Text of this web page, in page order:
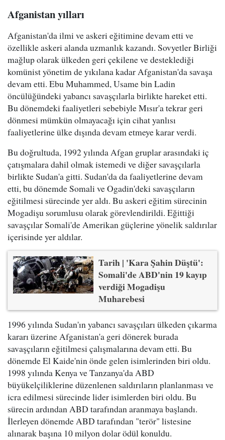
Afganistan yılları
Afganistan'da ilmi ve askeri eğitimine devam etti ve
özellikle askeri alanda uzmanlık kazandı. Sovyetler Birliği
mağlup olarak ülkeden geri çekilene ve desteklediği
komünist yönetim de yıkılana kadar Afganistan'da savaşa
devam etti. Ebu Muhammed, Usame bin Ladin
öncülüğündeki yabancı savaşçılarla birlikte hareket etti.
Bu dönemdeki faaliyetleri sebebiyle Mısır'a tekrar geri
dönmesi mümkün olmayacağı için cihat yanlısı
faaliyetlerine ülke dışında devam etmeye karar verdi.
Bu doğrultuda, 1992 yılında Afgan gruplar arasındaki iç
çatışmalara dahil olmak istemedi ve diğer savaşçılarla
birlikte Sudan'a gitti. Sudan'da da faaliyetlerine devam
etti, bu dönemde Somali ve Ogadin'deki savaşçıların
eğitilmesi sürecinde yer aldı. Bu askeri eğitim sürecinin
Mogadişu sorumlusu olarak görevlendirildi. Eğittiği
savaşçılar Somali'de Amerikan güçlerine yönelik saldırılar
içerisinde yer aldılar.
Tarih | 'Kara Şahin Düştü':
Somali'de ABD'nin 19 kayıp
verdiği Mogadişu
Muharebesi
1996 yılında Sudan'ın yabancı savaşçıları ülkeden çıkarma
kararı üzerine Afganistan'a geri dönerek burada
savaşçıların eğitilmesi çalışmalarına devam etti. Bu
dönemde El Kaide'nin önde gelen isimlerinden biri oldu.
1998 yılında Kenya ve Tanzanya'da ABD
büyükelçiliklerine düzenlenen saldırıların planlanması ve
icra edilmesi sürecinde lider isimlerden biri oldu. Bu
sürecin ardından ABD tarafından aranmaya başlandı.
İlerleyen dönemde ABD tarafından "terör" listesine
alınarak başına 10 milyon dolar ödül konuldu.